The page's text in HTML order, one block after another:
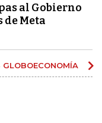
al Gobierno
Meta
GLOBOECONOMÍA